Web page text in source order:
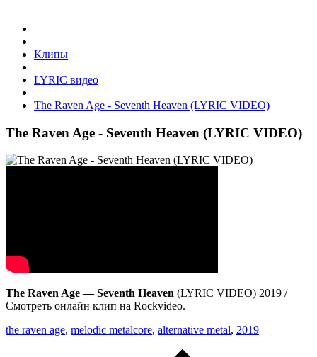
Клипы
LYRIC видео
The Raven Age - Seventh Heaven (LYRIC VIDEO)
The Raven Age - Seventh Heaven (LYRIC VIDEO)
The Raven Age — Seventh Heaven (LYRIC VIDEO) 2019 /
Смотреть онлайн клип на Rockvideo.
the raven age, melodic metalcore, alternative metal, 2019